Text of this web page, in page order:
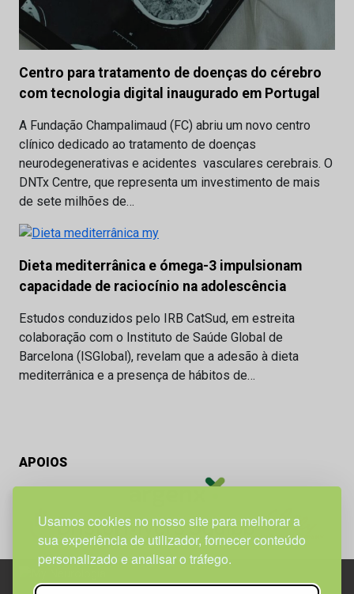
Usamos cookies no nosso site para melhorar a
sua experiência de utilizador, fornecer conteúdo
personalizado e analisar o tráfego.
Centro para tratamento de doenças do cérebro
com tecnologia digital inaugurado em Portugal
A Fundação Champalimaud (FC) abriu um novo centro
clínico dedicado ao tratamento de doenças
neurodegenerativas e acidentes vasculares cerebrais. O
DNTx Centre, que representa um investimento de mais
de sete milhões de…
Dieta mediterrânica e ómega-3 impulsionam
capacidade de raciocínio na adolescência
Estudos conduzidos pelo IRB CatSud, em estreita
colaboração com o Instituto de Saúde Global de
Barcelona (ISGlobal), revelam que a adesão à dieta
mediterrânica e a presença de hábitos de…
APOIOS